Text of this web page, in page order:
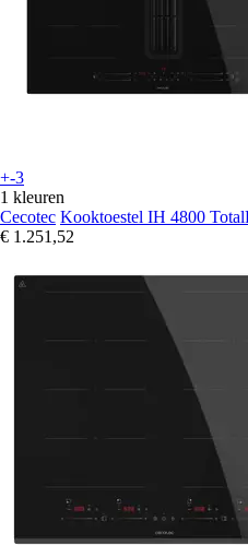
+-3
1 kleuren
Cecotec Kooktoestel IH 4800
€ 1.251,52